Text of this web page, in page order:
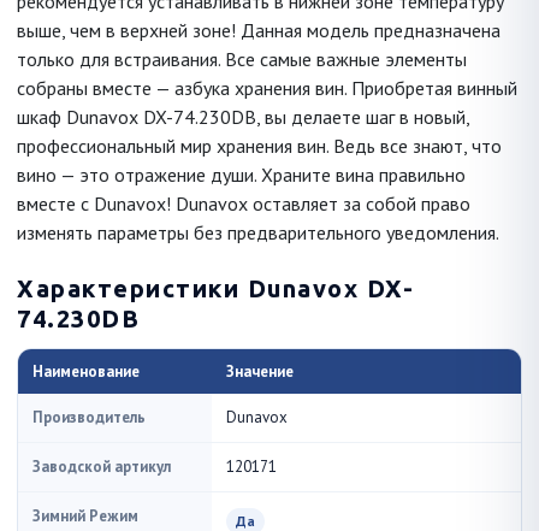
выше, чем в верхней зоне! Данная модель предназначена
только для встраивания. Все самые важные элементы
собраны вместе — азбука хранения вин. Приобретая винный
шкаф Dunavox DX-74.230DB, вы делаете шаг в новый,
профессиональный мир хранения вин. Ведь все знают, что
вино — это отражение души. Храните вина правильно
вместе с Dunavox! Dunavox оставляет за собой право
изменять параметры без предварительного уведомления.
Характеристики Dunavox DX-
74.230DB
Наименование Значение
Производитель Dunavox
Заводской артикул 120171
Зимний Режим Да